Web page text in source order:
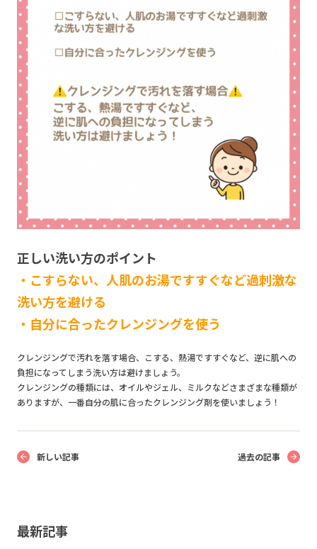
正しい洗い方のポイント
・こすらない、人肌のお湯ですすぐなど過刺激な
洗い方を避ける
・自分に合ったクレンジングを使う
クレンジングで汚れを落す場合、こする、熱湯ですすぐなど、逆に肌への
負担になってしまう洗い方は避けましょう。
クレンジングの種類には、オイルやジェル、ミルクなどさまざまな種類が
ありますが、一番自分の肌に合ったクレンジング剤を使いましょう！
新しい記事 過去の記事
最新記事